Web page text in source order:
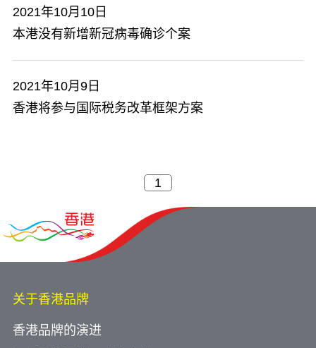
2021年10月10日
本港没有新增新冠病毒确诊个案
2021年10月9日
香港将参与国际税务改革框架方案
关于香港品牌
香港品牌的演进